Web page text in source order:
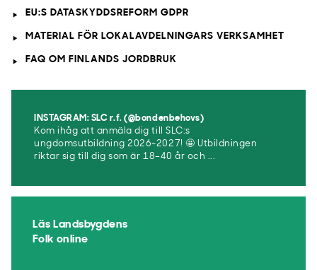
EU:S DATASKYDDSREFORM GDPR
MATERIAL FÖR LOKALAVDELNINGARS VERKSAMHET
FAQ OM FINLANDS JORDBRUK
INSTAGRAM: SLC r.f. (@bondenbehovs)
Kom ihåg att anmäla dig till SLC:s
ungdomsutbildning 2026-2027! 🤩 Utbildningen
riktar sig till dig som är 18–40 år och ...
Läs Landsbygdens
Folk online